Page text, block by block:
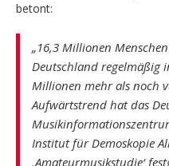
betont:
„16,3 Millionen
Deutschland regelmäßig
Millionen mehr als noch
Aufwärtstrend hat das
Institut für Demoskopie
‚Amateurmusikstudie‘